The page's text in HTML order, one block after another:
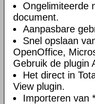
Ongelimiteerde
document.
Aanpasbare
Snel opslaan
OpenOffice,
Gebruik de plugin
Het direct in
View plugin.
Importeren van